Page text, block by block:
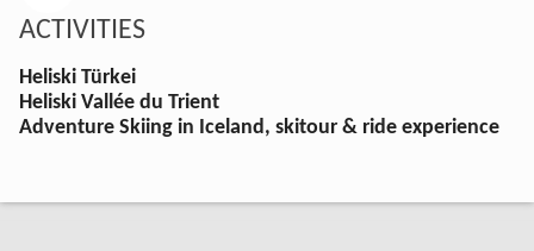
ACTIVITIES
Heliski Türkei
Heliski Vallée du Trient
Adventure Skiing in Iceland, skitour & ride experience